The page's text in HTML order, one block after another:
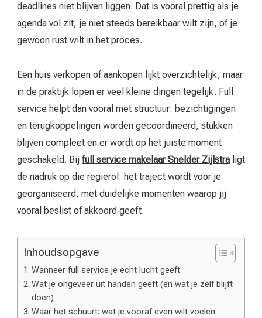
deadlines niet blijven liggen. Dat is vooral prettig als je
agenda vol zit, je niet steeds bereikbaar wilt zijn, of je
gewoon rust wilt in het proces.
Een huis verkopen of aankopen lijkt overzichtelijk, maar
in de praktijk lopen er veel kleine dingen tegelijk. Full
service helpt dan vooral met structuur: bezichtigingen
en terugkoppelingen worden gecoördineerd, stukken
blijven compleet en er wordt op het juiste moment
geschakeld. Bij full service makelaar Snelder Zijlstra ligt
de nadruk op die regierol: het traject wordt voor je
georganiseerd, met duidelijke momenten waarop jij
vooral beslist of akkoord geeft.
Inhoudsopgave
Wanneer full service je echt lucht geeft
Wat je ongeveer uit handen geeft (en wat je zelf blijft
doen)
Waar het schuurt: wat je vooraf even wilt voelen